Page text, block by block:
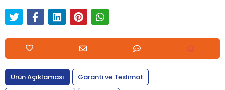
Ürün Açıklaması
Garanti ve Teslimat